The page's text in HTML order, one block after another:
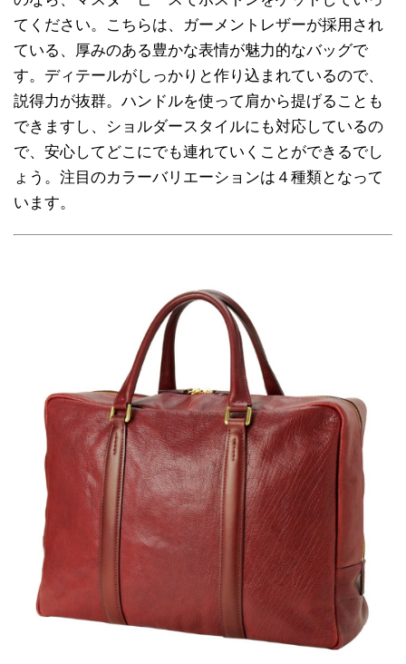
てください。こちらは、ガーメントレザーが採用され
ている、厚みのある豊かな表情が魅力的なバッグで
す。ディテールがしっかりと作り込まれているので、
説得力が抜群。ハンドルを使って肩から提げることも
できますし、ショルダースタイルにも対応しているの
で、安心してどこにでも連れていくことができるでし
ょう。注目のカラーバリエーションは４種類となって
います。